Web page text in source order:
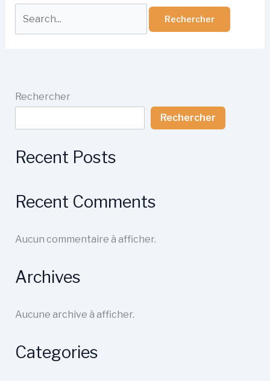
Rechercher
Rechercher
Recent Posts
Recent Comments
Aucun commentaire à afficher.
Archives
Aucune archive à afficher.
Categories